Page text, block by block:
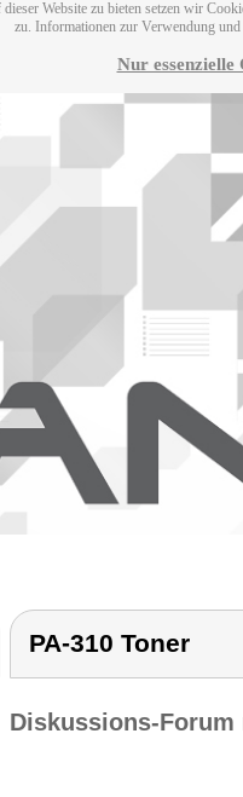
Website zu bieten setzen wir
zu. Informationen zur Verwendung
Nur essenzielle
PA-310 Toner
Diskussions-